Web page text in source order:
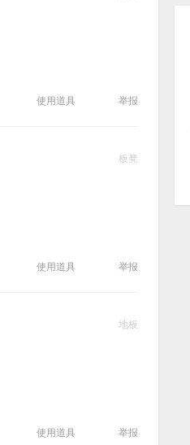
使用道具 举报
板凳
使用道具 举报
地板
使用道具 举报